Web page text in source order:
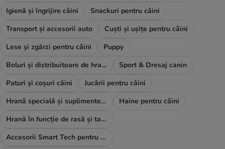
Igienă și îngrijire câini
Snackuri pentru câini
Transport și accesorii auto
Cuști și ușițe pentru câini
Lese și zgărzi pentru câini
Puppy
Boluri și distribuitoare de hrană și apă
Sport & Dresaj canin
Paturi și coșuri câini
Jucării pentru câini
Hrană specială și suplimente alimentare
Haine pentru câini
Hrană în funcție de rasă și talie
Accesorii Smart Tech pentru câini